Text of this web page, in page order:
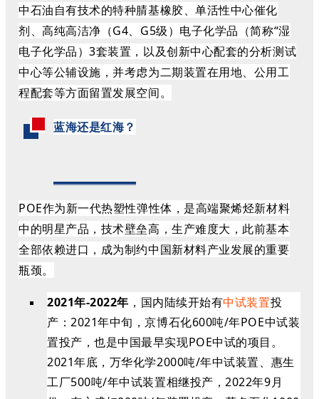
中石油自有技术的特种腈基橡胶、单活性中心催化
剂、高纯高洁净（G4、G5级）电子化学品（简称“湿
电子化学品）3套装置，以及创新中心配套的分析测试
中心等公辅设施，并考虑为二期装置在用地、公用工
程配套等方面留置发展空间。
蓝海还是红海？
POE作为新一代热塑性弹性体，是高端聚烯烃新材料
中的明星产品，技术壁垒高，生产难度大，此前基本
全部依赖进口，成为制约中国新材料产业发展的重要
瓶颈。
2021年-2022年 ，国内陆续开始有中试装置投
产：2021年中旬，京博石化600吨/年POE中试装
置投产，也是中国最早实现POE中试的项目。
2021年底，万华化学2000吨/年中试装置、惠生
工厂500吨/年中试装置相继投产，2022年9月